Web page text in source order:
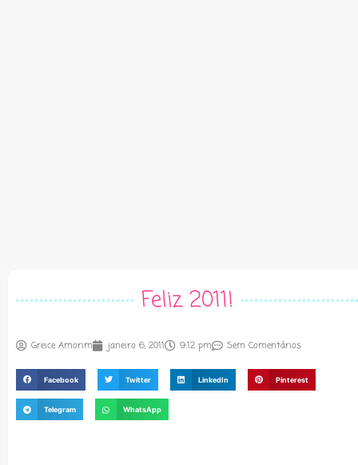
Feliz 2011!
Greice Amorim janeiro 6, 2011 9:12 pm Sem Comentários
Facebook Twitter LinkedIn Pinterest
Telegram WhatsApp